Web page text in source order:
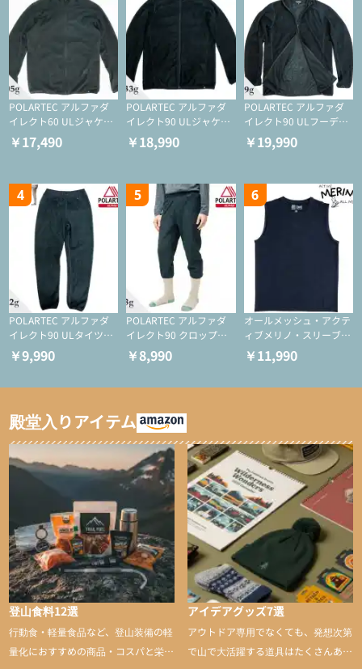
POLARTEC アルファダ
イレクト60 ULジャケッ
ト（登山/ミドルレイヤ
ー/化繊ジャケット）
￥17,490
POLARTEC アルファダ
イレクト90 ULジャケッ
ト（アクティブインサレ
ーション/ミドルレイヤ
￥18,990
POLARTEC アルファダ
イレクト90 ULフーディ
（アクティブインサレー
ション/ミドルレイヤー/
￥19,990
4
POLARTEC アルファダ
イレクト90 ULタイツ
（アクティブインサレー
ション/テント泊用パジ
￥9,990
5
POLARTEC アルファダ
イレクト90 クロップド
ULタイツ（アクティブ
インサレーション/テン
￥8,990
6
オールメッシュ・アクテ
ィブメリノ・スリーブレ
ス
￥11,990
殿堂入りアイテム
登山食料12選
行動食・軽量食品など、登山装備の軽
量化におすすめの商品・コスパと栄養
アイデアグッズ7選
アウトドア専用でなくても、発想次第
で山で大活躍する道具はたくさんあり